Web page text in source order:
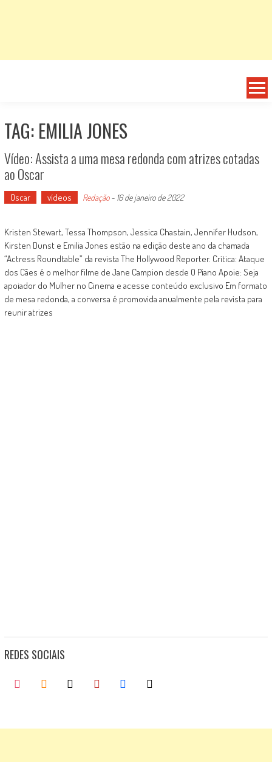
TAG: EMILIA JONES
Vídeo: Assista a uma mesa redonda com atrizes cotadas
ao Oscar
Oscar vídeos Redação- 16 de janeiro de 2022
Kristen Stewart, Tessa Thompson, Jessica Chastain, Jennifer Hudson,
Kirsten Dunst e Emilia Jones estão na edição deste ano da chamada
“Actress Roundtable” da revista The Hollywood Reporter. Crítica: Ataque
dos Cães é o melhor filme de Jane Campion desde O Piano Apoie: Seja
apoiador do Mulher no Cinema e acesse conteúdo exclusivo Em formato
de mesa redonda, a conversa é promovida anualmente pela revista para
reunir atrizes
REDES SOCIAIS